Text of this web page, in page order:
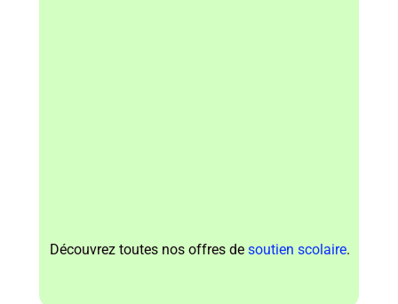
Découvrez toutes nos offres de soutien scolaire.